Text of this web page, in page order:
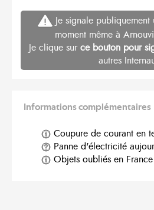
Je signale
moment même à
Je clique sur ce bouton pour
autres
Informations complémentaires
Coupure de courant en
Panne d'électricité
Objets oubliés en France